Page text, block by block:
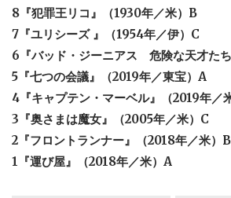
8『犯罪王リコ』（1930年／米）B
7『ユリシーズ 』（1954年／伊）C
6『バッド・ジーニアス 危険な天才た
5『七つの会議』（2019年／東宝）A
4『キャプテン・マーベル』（2019年／
3『奥さまは魔女』（2005年／米）C
2『フロントランナー』（2018年／米）B
1『運び屋』（2018年／米）A